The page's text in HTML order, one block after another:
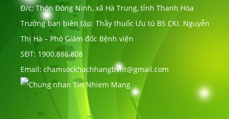
Đ/c: Thôn Đông Ninh, xã Hà Trung, tỉnh Thanh Hóa
Trưởng ban biên tập: Thầy thuốc Ưu tú BS CKI. Nguyễn
Thị Hà – Phó Giám đốc Bệnh viện
SĐT: 1900.886.808
Email: chamsockhachhangbvht@gmail.com